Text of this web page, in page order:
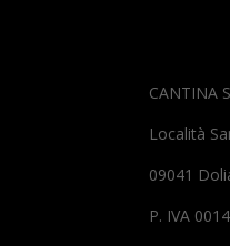
CANTINA
Località
09041
P. IVA